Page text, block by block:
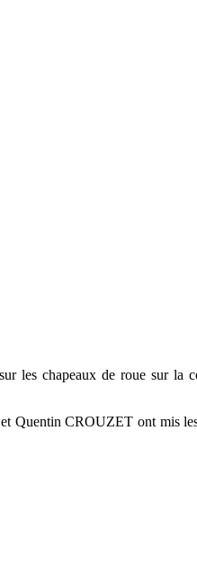
les chapeaux de roue sur la
CROUZET ont mis